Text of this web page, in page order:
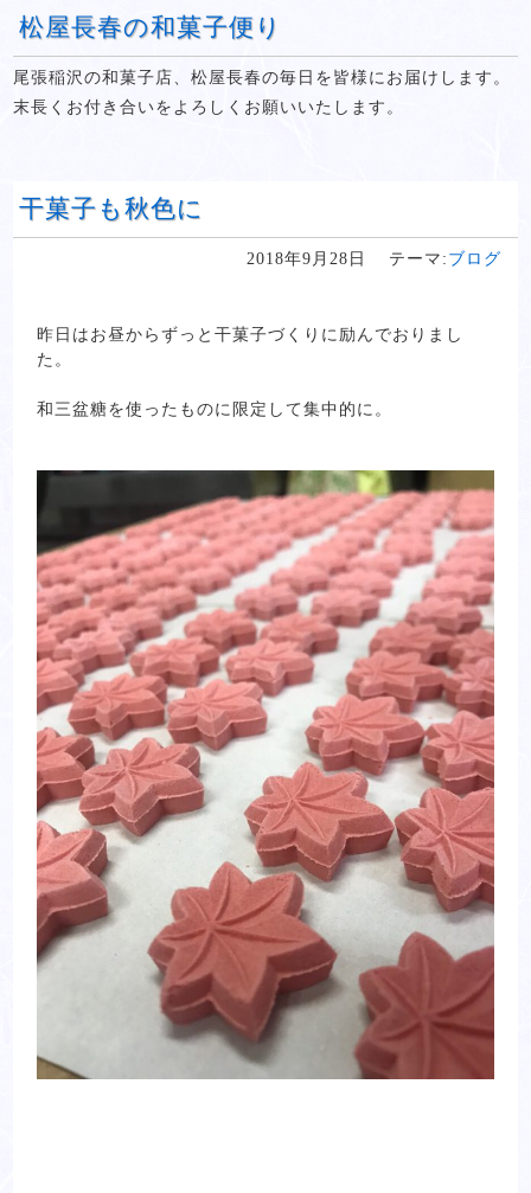
松屋長春の和菓子便り
尾張稲沢の和菓子店、松屋長春の毎日を皆様にお届けします。
末長くお付き合いをよろしくお願いいたします。
干菓子も秋色に
2018年9月28日 テーマ: ブログ
昨日はお昼からずっと干菓子づくりに励んでおりまし
た。
和三盆糖を使ったものに限定して集中的に。